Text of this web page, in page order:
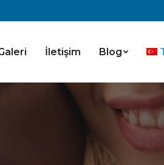
İletişim Blog